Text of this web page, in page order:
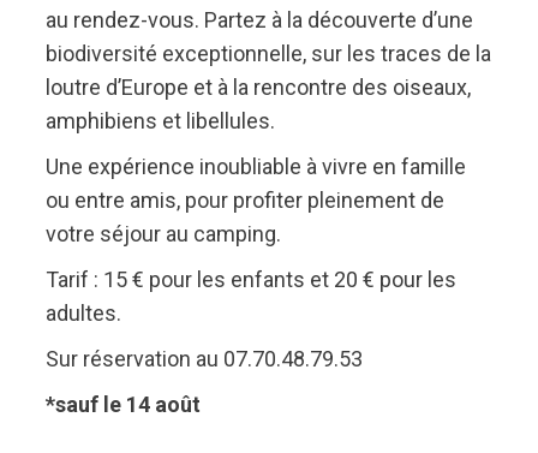
au rendez-vous. Partez à la découverte d’une
biodiversité exceptionnelle, sur les traces de la
loutre d’Europe et à la rencontre des oiseaux,
amphibiens et libellules.
Une expérience inoubliable à vivre en famille
ou entre amis, pour profiter pleinement de
votre séjour au camping.
Tarif : 15 € pour les enfants et 20 € pour les
adultes.
Sur réservation au 07.70.48.79.53
*sauf le 14 août